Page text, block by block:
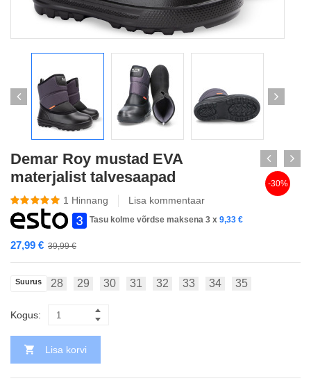
Demar Roy mustad EVA
materjalist talvesaapad
1 Hinnang Lisa kommentaar
Tasu kolme võrdse maksena 3 x 9,33 €
39,99€
27,99 €
-30%
Suurus 28 29 30 31 32 33 34 35
Kogus:
Lisa korvi